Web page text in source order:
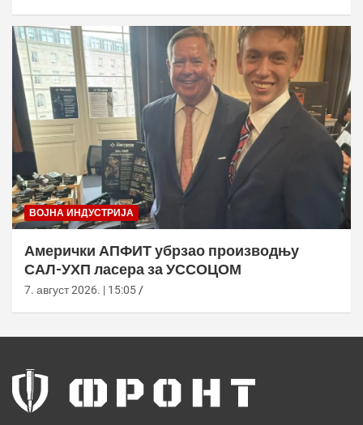
ВОЈНА ИНДУСТРИЈА
Амерички АПФИТ убрзао производњу
САЛ-УХП ласера за УССОЦОМ
7. август 2026. | 15:05